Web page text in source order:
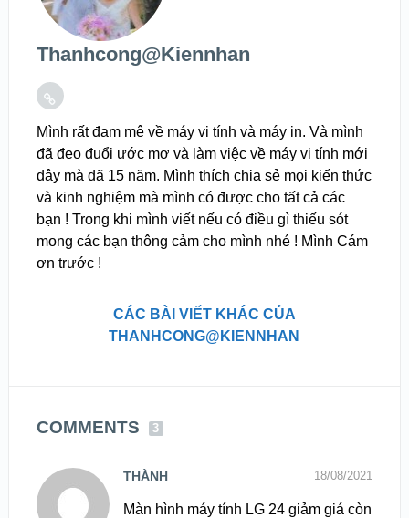
Thanhcong@kiennhan
Mình rất đam mê về máy vi tính và máy in. Và mình
đã đeo đuổi ước mơ và làm việc về máy vi tính mới
đây mà đã 15 năm. Mình thích chia sẻ mọi kiến thức
và kinh nghiệm mà mình có được cho tất cả các
bạn ! Trong khi mình viết nếu có điều gì thiếu sót
mong các bạn thông cảm cho mình nhé ! Mình Cám
ơn trước !
CÁC BÀI VIẾT KHÁC CỦA
THANHCONG@KIENNHAN
COMMENTS 3
THÀNH 18/08/2021
Màn hình máy tính LG 24 giảm giá còn